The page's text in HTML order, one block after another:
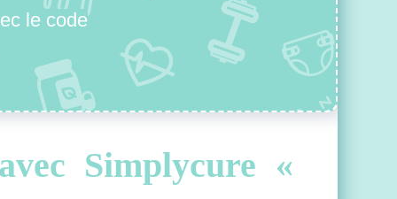
le code
Simplycure «